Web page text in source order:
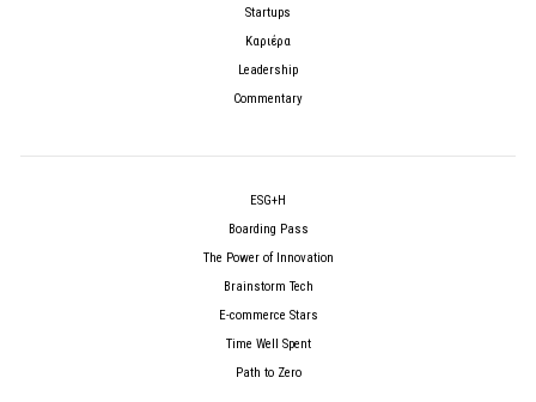
Startups
Καριέρα
Leadership
Commentary
ESG+H
Boarding Pass
The Power of Innovation
Brainstorm Tech
E-commerce Stars
Time Well Spent
Path to Zero